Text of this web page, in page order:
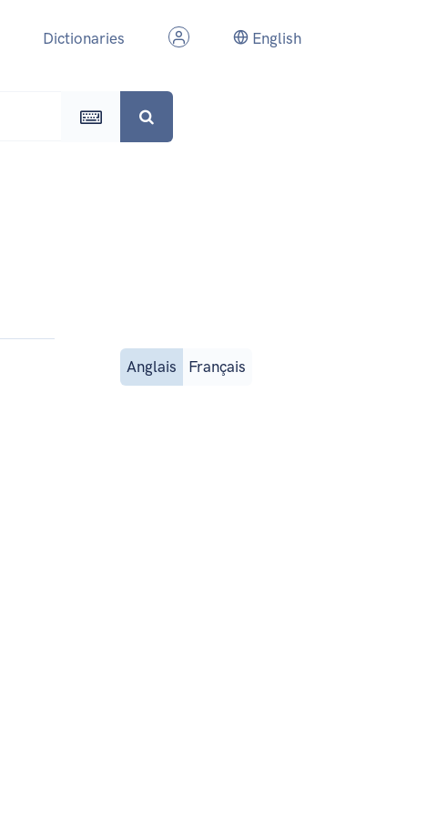
Dictionaries English
Anglais Français